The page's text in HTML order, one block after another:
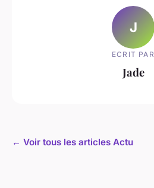
J
ECRIT PAR
Jade
← Voir tous les articles Actu